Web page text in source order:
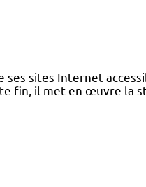
ses sites Internet
fin, il met en œuvre la